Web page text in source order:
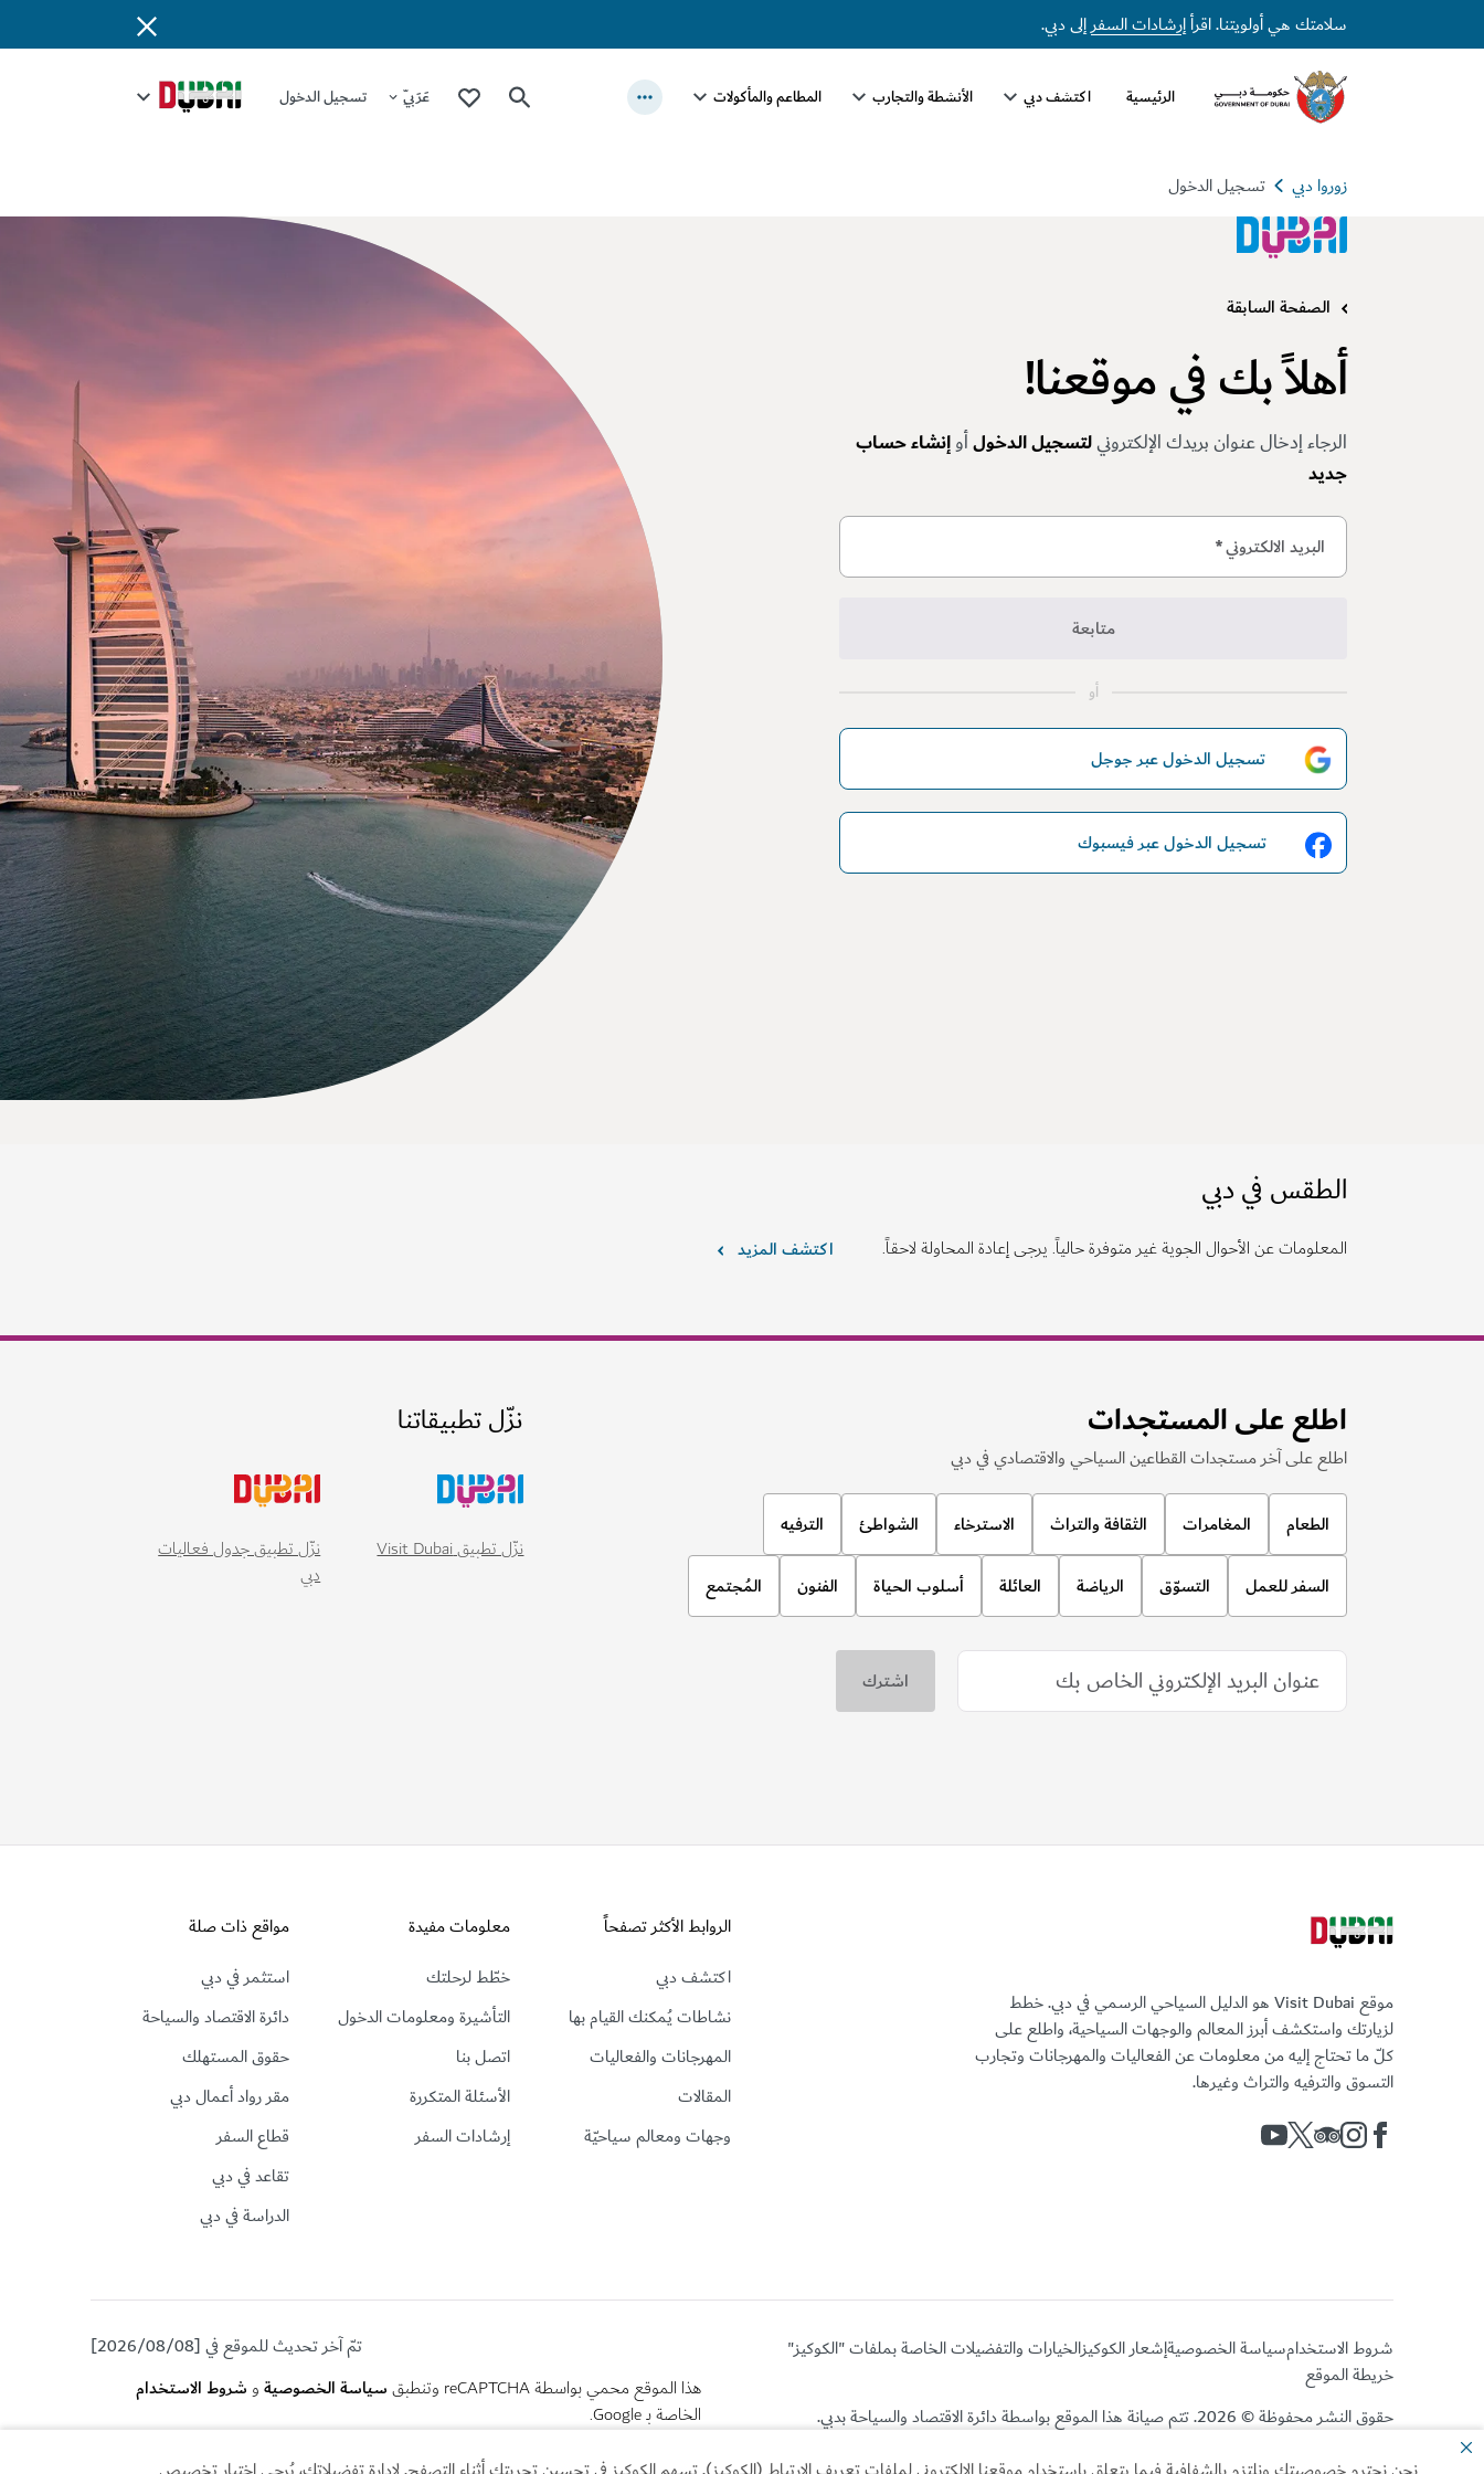
سلامتك هي أولويتنا. اقرأإرشادات السفرإلى دبي.
الرئيسية اكتشف دبي الأنشطة والتجارب المطاعم والمأكولات عَرَبِيّ تسجيل الدخول
زوروا دبي تسجيل الدخول
الصفحة السابقة
أهلاً بك في موقعنا!
الرجاء إدخال عنوان بريدك الإلكترونيلتسجيل الدخولأوإنشاء حساب
جديد
البريد الالكتروني*
متابعة
أو
تسجيل الدخول عبر جوجل
تسجيل الدخول عبر فيسبوك
الطقس في دبي
المعلومات عن الأحوال الجوية غير متوفرة حالياً. يرجى إعادة المحاولة لاحقاً. اكتشف المزيد
اطلع على المستجدات
اطلع على آخر مستجدات القطاعين السياحي والاقتصادي في دبي
الطعام المغامرات الثقافة والتراث الاسترخاء الشواطئ الترفيه
السفر للعمل التسوّق الرياضة العائلة أسلوب الحياة الفنون المُجتمع
نزّل تطبيقاتنا
نزّل تطبيق Visit Dubai
نزّل تطبيق جدول فعاليات
دبي
موقع Visit Dubai هو الدليل السياحي الرسمي في دبي. خطط
لزيارتك واستكشف أبرز المعالم والوجهات السياحية، واطلع على
كلّ ما تحتاج إليه من معلومات عن الفعاليات والمهرجانات وتجارب
التسوق والترفيه والتراث وغيرها.
الروابط الأكثر تصفحاً
اكتشف دبي
نشاطات يُمكنك القيام بها
المهرجانات والفعاليات
المقالات
وجهات ومعالم سياحيّة
معلومات مفيدة
خطّط لرحلتك
التأشيرة ومعلومات الدخول
اتصل بنا
الأسئلة المتكررة
إرشادات السفر
مواقع ذات صلة
استثمر في دبي
دائرة الاقتصاد والسياحة
حقوق المستهلك
مقر رواد أعمال دبي
قطاع السفر
تقاعد في دبي
الدراسة في دبي
شروط الاستخدامسياسة الخصوصيةإشعار الكوكيزالخيارات والتفضيلات الخاصة بملفات "الكوكيز"
خريطة الموقع
حقوق النشر محفوظة © 2026. تتم صيانة هذا الموقع بواسطة دائرة الاقتصاد والسياحة بدبي.
تمّ آخر تحديث للموقع في [2026/08/08]
هذا الموقع محمي بواسطة reCAPTCHA وتنطبق سياسة الخصوصية و شروط الاستخدام
الخاصة بـ Google.